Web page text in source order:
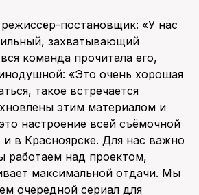
постановщик: «У нас
захватывающий
команда прочитала его,
«Это очень хорошая
такое встречается
этим материалом и
настроение всей съёмочной
и в Красноярске. Для нас важно
работаем над проектом,
максимальной отдачи. Мы
очередной сериал для